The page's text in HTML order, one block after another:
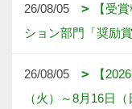
26/08/05
【受
ション部門「奨励
26/08/05
【
（火）～8月16日（